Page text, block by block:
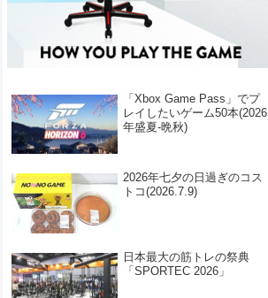
「Xbox Game Pass」でプ
レイしたいゲーム50本(2026
年盛夏-晩秋)
2026年七夕の日過ぎのコス
トコ(2026.7.9)
日本最大の筋トレの祭典
「SPORTEC 2026」